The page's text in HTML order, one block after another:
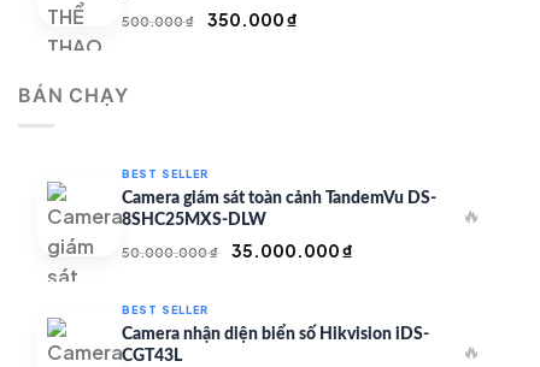
500.000₫
Giá
350.000₫
BÁN CHẠY
BEST SELLER
Camera giám sát toàn cảnh TandemVu DS-
8SHC25MXS-DLW
50.000.000₫
Giá
50.000.000 ₫.
35.000.000₫
là:
35.000.000 ₫.
🔥
BEST SELLER
Camera nhận diện biển số Hikvision iDS-
CGT43L
🔥